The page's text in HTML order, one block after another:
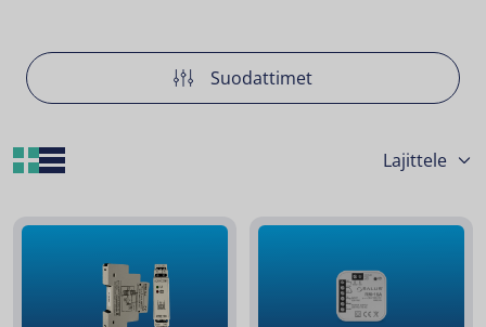
Suodattimet
Grid Layout